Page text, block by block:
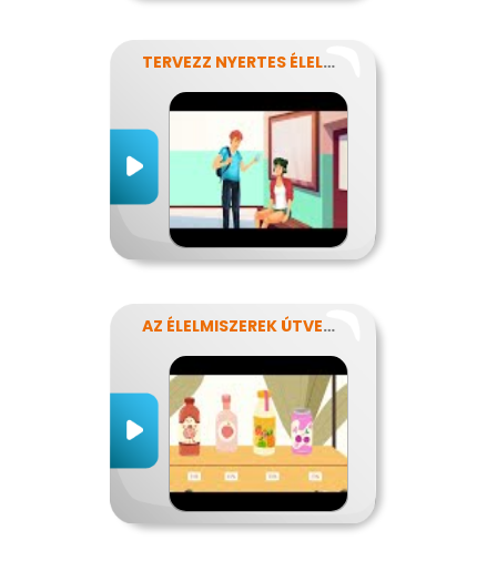
TERVEZZ NYERTES ÉLELMISZER-CSOMAGOLÁST!
AZ ÉLELMISZEREK ÚTVESZTŐJÉBEN